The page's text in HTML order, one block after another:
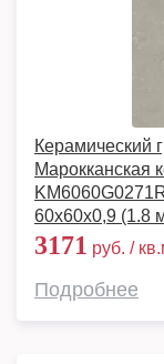
Керамический
Марокканская
60x60x0,9 (1.8
3171 руб. /
Подробнее